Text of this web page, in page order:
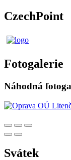
CzechPoint
Fotogalerie
Náhodná
Svátek